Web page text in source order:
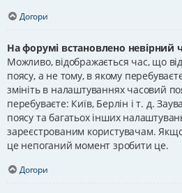
Догори
На форумі встановлено невірний
Можливо, відображається час, що
поясу, а не тому, в якому
змініть в налаштуваннях часовий
перебуваєте: Київ, Берлін і т. д.
поясу та багатьох інших
зареєстрованим користувачам.
це непоганий момент зробити це.
Догори